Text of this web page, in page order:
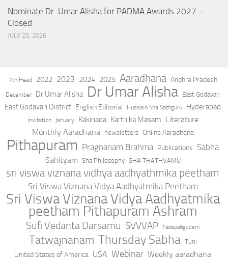
Nominate Dr. Umar Alisha for PADMA Awards 2027 –
Closed
JULY 25, 2026
7th Head 2022 2023 2024 2025 Aaradhana Andhra Pradesh
December Dr.Umar Alisha Dr Umar Alisha East Godavari
East Godavari District English Editorial Hussain Sha Sathguru Hyderabad
Invitation January Kakinada Karthika Masam Literature
Monthly Aaradhana
newsletters Online Aaradhana
Pithapuram Pragnanam Brahma Publications Sabha
Sahityam Sha Philosophy SHA THATHVAMU
sri viswa viznana vidhya aadhyathmika peetham
Sri Viswa Viznana Vidya Aadhyatmika Peetham
Sri Viswa Viznana Vidya Aadhyatmika
peetham Pithapuram Ashram
Sufi Vedanta Darsamu SVVVAP Tadepalligudem
Tatwajnanam Thursday Sabha Tuni
United States of America USA Webinar Weekly aaradhana